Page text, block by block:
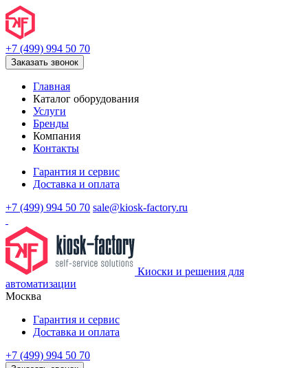
+7 (499) 994 50 70
Заказать звонок
Главная
Каталог оборудования
Услуги
Бренды
Компания
Контакты
Гарантия и сервис
Доставка и оплата
+7 (499) 994 50 70 sale@kiosk-factory.ru
Киоски и решения для
автоматизации
Москва
Гарантия и сервис
Доставка и оплата
+7 (499) 994 50 70